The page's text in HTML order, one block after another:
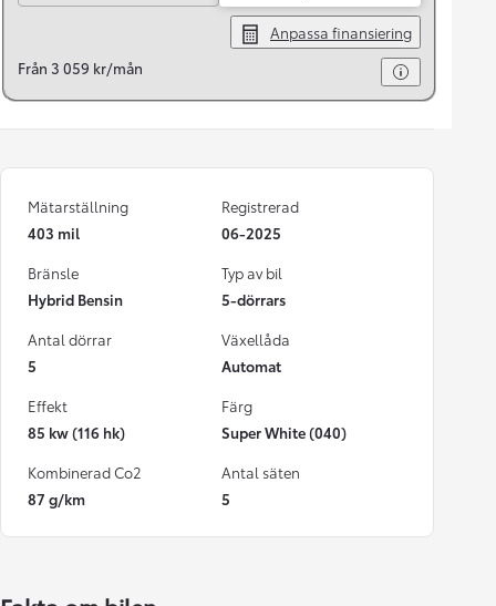
Anpassa finansiering
Från 3 059 kr/mån
Mätarställning
403 mil
Registrerad
06-2025
Bränsle
Hybrid Bensin
Typ av bil
5-dörrars
Antal dörrar
5
Växellåda
Automat
Effekt
85 kw (116 hk)
Färg
Super White (040)
Kombinerad Co2
87 g/km
Antal säten
5